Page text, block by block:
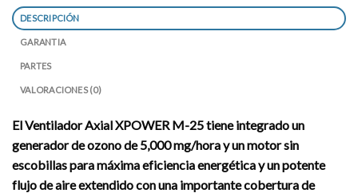
DESCRIPCIÓN
GARANTIA
PARTES
VALORACIONES (0)
El Ventilador Axial XPOWER M-25 tiene integrado un
generador de ozono de 5,000 mg/hora y un motor sin
escobillas para máxima eficiencia energética y un potente
flujo de aire extendido con una importante cobertura de